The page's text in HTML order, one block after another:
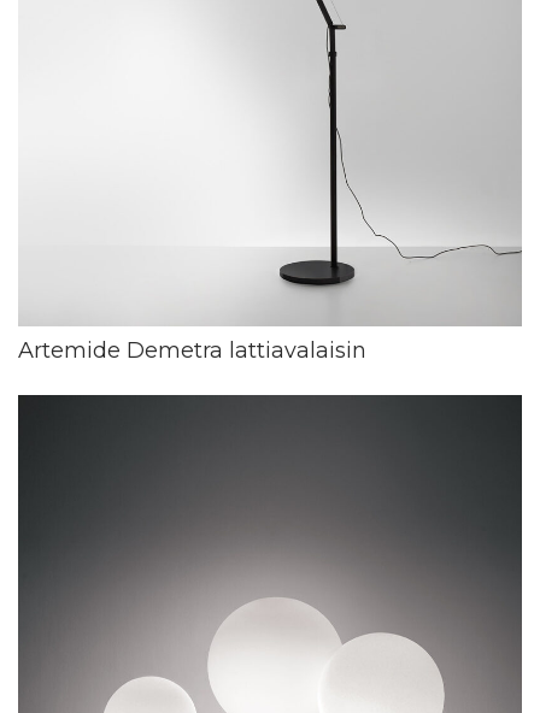
Artemide Demetra lattiavalaisin